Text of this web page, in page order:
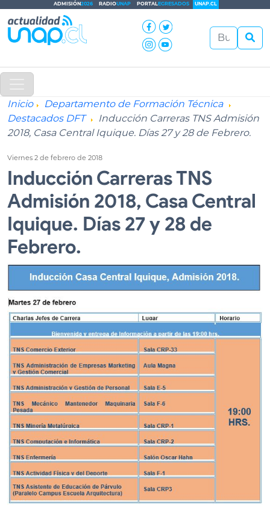
ADMISIÓN2026 RADIOUNAP PORTALEGRESADOS UNAP.CL
Inicio
Departamento de Formación Técnica
Destacados DFT
Inducción Carreras TNS Admisión
2018, Casa Central Iquique. Días 27 y 28 de Febrero.
Viernes 2 de febrero de 2018
Inducción Carreras TNS
Admisión 2018, Casa Central
Iquique. Días 27 y 28 de
Febrero.